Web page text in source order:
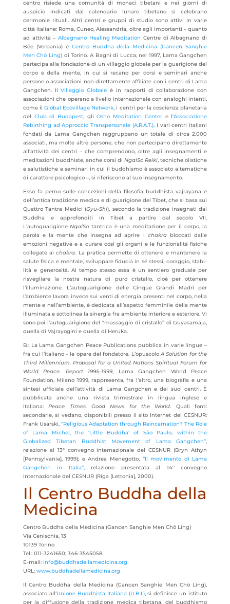
centro risiede una comunità di monaci tibetani e nei giorni di
auspicio indicati dal calendario lunare tibetano si celebrano
cerimonie rituali. Altri centri e gruppi di studio sono attivi in varie
città italiane: Roma, Cuneo, Alessandria, oltre agli importanti – quanto
ad attività – Albagnano Healing Meditation Centre di Albagnano di
Bèe (Verbania) eCentro Buddha della Medicina (Gancen Sanghie
Men Chö Ling) di Torino. A Bagni di Lucca, nel 1997, Lama Gangchen
partecipa alla fondazione di un villaggio globale per la guarigione del
corpo e della mente, in cui si recano per corsi e seminari anche
persone o associazioni non direttamente affiliate con i centri di Lama
Gangchen. IlVillaggio Globale è in rapporti di collaborazione con
associazioni che operano a livello internazionale con analoghi intenti,
come ilGlobal Ecovillage Network, i centri per la coscienza planetaria
del Club di Budapest, gli Osho Meditation Center e l’Associazione
Rebirthing ad Approccio Transpersonale (A.R.A.T.). I vari centri italiani
fondati da Lama Gangchen raggruppano un totale di circa 2.000
associati, ma molte altre persone, che non partecipano direttamente
all’attività dei centri – che comprendono, oltre agli insegnamenti e
meditazioni buddhiste, anche corsi diNgalSo Reiki, tecniche olistiche
e salutistiche e seminari in cui il buddhismo è associato a tematiche
di carattere psicologico –, si riferiscono al suo insegnamento.
Esso fa perno sulle concezioni della filosofia buddhista vajrayana e
dell’antica tradizione medica e di guarigione del Tibet, che si basa sui
Quattro Tantra Medici (Gyu-Shi), secondo la tradizione insegnati dal
Buddha e approfonditi in Tibet a partire dal secolo VII.
L’autoguarigioneNgalSo tantrica è una meditazione per il corpo, la
parola e la mente che insegna ad aprire i chakra bloccati dalle
emozioni negative e a curare così gli organi e le funzionalità fisiche
collegate aichakra. La pratica permette di ottenere e mantenere la
salute fisica e mentale, sviluppare fiducia in sé stessi, coraggio, stabi­
lità e generosità. Al tempo stesso essa è un sentiero graduale per
risvegliare la nostra natura di puro cristallo, cioè per ottenere
l’illuminazione. L’autoguarigione delle Cinque Grandi Madri per
l’ambiente lavora invece sui venti di energia presenti nel corpo, nella
mente e nell’ambiente, è dedicata all’aspetto femminile della mente
illuminata e sottolinea la siner­gia fra ambiente interiore e esteriore. Vi
sono poi l’autoguarigione del “massaggio di cristallo” di Guyasamaja,
quella di Vajrayogini e quella di Heruka.
B.: La Lama Gangchen Peace Publications pubblica in varie lingue –
fra cui l’italiano – le opere del fondatore. L’opuscoloA Solution for the
Third Millennium. Proposal for a United Nations Spiritual Forum for
World Peace. Report 1995-1999, Lama Gangchen World Peace
Foundation, Milano 1999, rappresenta, fra l’altro, una biografia e una
sintesi ufficiale dell’attività di Lama Gangchen e dei suoi centri. È
pubblicata anche una rivista trimestrale in lingua inglese e
italiana:Peace Times. Good News for the World. Quali fonti
secondarie, si vedano, disponibili presso il sito Internet del CESNUR:
Frank Usarski,“Religious Adaptation through Reincarnation? The Role
of Lama Michel, the ‘Little Buddha’ of São Paulo, within the
Globalized Tibetan Buddhist Movement of Lama Gangchen”,
relazione al 13° convegno internazionale del CESNUR (Bryn Athyn
[Pennsylvania], 1999); e Andrea Menegotto, “Il movimento di Lama
Gangchen in Italia”, relazione presentata al 14° convegno
internazionale del CESNUR (Riga [Lettonia], 2000).
Il Centro Buddha della
Medicina
Centro Buddha della Medicina (Gancen Sanghie Men Chö Ling)
Via Cenischia, 13
10139 Torino
Tel.: 011-3241650; 346-3545058
E-mail: info@buddhadellamedicina.org
URL: www.buddhadellamedicina.org
Il Centro Buddha della Medicina (Gancen Sanghie Men Chö Ling),
associato all’Unione Buddhista Italiana (U.B.I.), si definisce un istituto
per la diffusione della tradizione medica tibetana, del buddhismo